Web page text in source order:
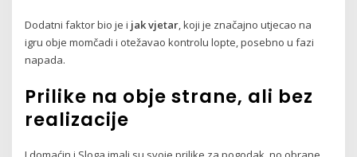
Dodatni faktor bio je i jak vjetar, koji je značajno utjecao na
igru obje momčadi i otežavao kontrolu lopte, posebno u fazi
napada.
Prilike na obje strane, ali bez
realizacije